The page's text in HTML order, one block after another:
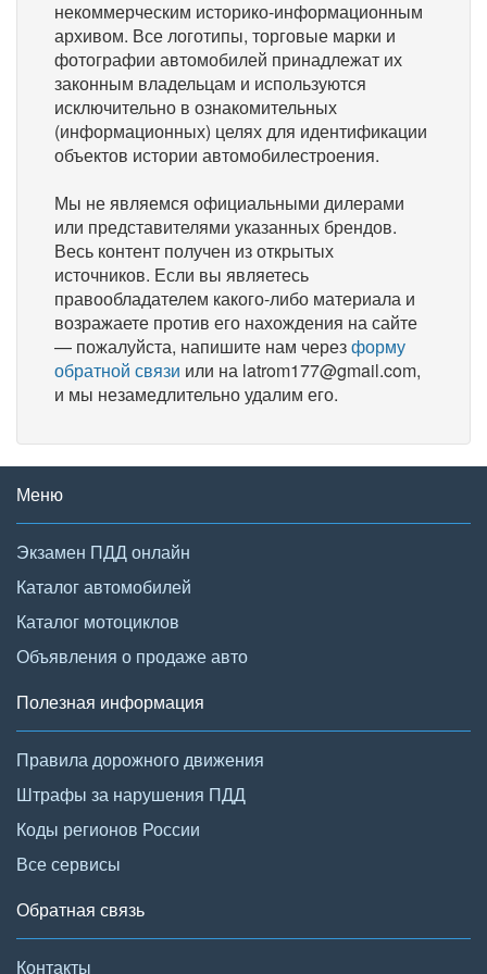
некоммерческим историко-информационным
архивом. Все логотипы, торговые марки и
фотографии автомобилей принадлежат их
законным владельцам и используются
исключительно в ознакомительных
(информационных) целях для идентификации
объектов истории автомобилестроения.
Мы не являемся официальными дилерами
или представителями указанных брендов.
Весь контент получен из открытых
источников. Если вы являетесь
правообладателем какого-либо материала и
возражаете против его нахождения на сайте
— пожалуйста, напишите нам черезформу
обратной связи или на latrom177@gmail.com,
и мы незамедлительно удалим его.
Меню
Экзамен ПДД онлайн
Каталог автомобилей
Каталог мотоциклов
Объявления о продаже авто
Полезная информация
Правила дорожного движения
Штрафы за нарушения ПДД
Коды регионов России
Все сервисы
Обратная связь
Контакты